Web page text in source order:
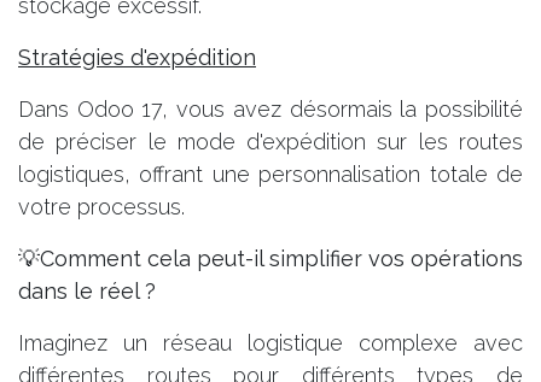
stockage excessif.
Stratégies d'expédition
Dans Odoo 17, vous avez désormais la possibilité
de préciser le mode d'expédition sur les routes
logistiques, offrant une personnalisation totale de
votre processus.
💡Comment cela peut-il simplifier vos opérations
dans le réel ?
Imaginez un réseau logistique complexe avec
différentes routes pour différents types de